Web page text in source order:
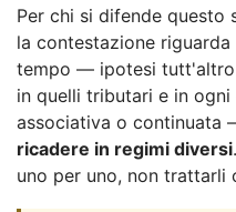
Per chi si difende questo
la contestazione
tempo — ipotesi tutt'altro
in quelli tributari e in
associativa o continuata
ricadere in regimi diversi
uno per uno, non trattarli